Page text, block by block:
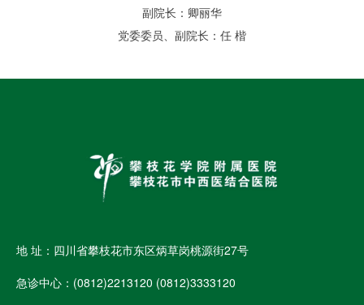
副院长：卿丽华
党委委员、副院长：任 楷
地 址：四川省攀枝花市东区炳草岗桃源街27号
急诊中心：(0812)2213120 (0812)3333120